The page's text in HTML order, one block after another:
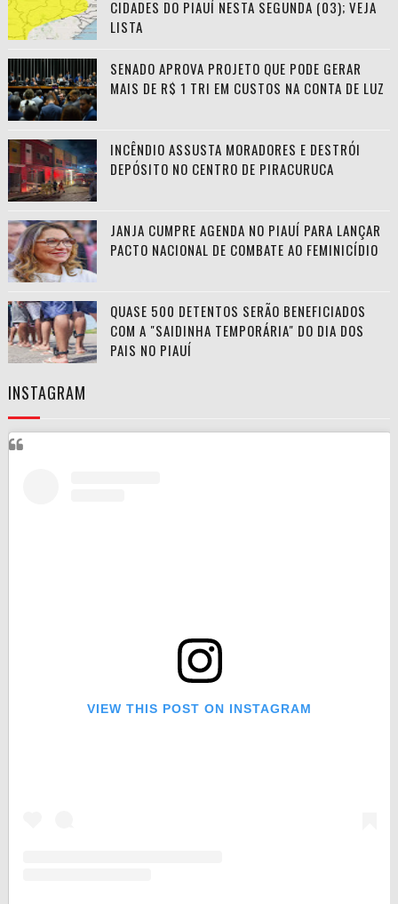
CIDADES DO PIAUÍ NESTA SEGUNDA (03); VEJA
LISTA
SENADO APROVA PROJETO QUE PODE GERAR
MAIS DE R$ 1 TRI EM CUSTOS NA CONTA DE LUZ
INCÊNDIO ASSUSTA MORADORES E DESTRÓI
DEPÓSITO NO CENTRO DE PIRACURUCA
JANJA CUMPRE AGENDA NO PIAUÍ PARA LANÇAR
PACTO NACIONAL DE COMBATE AO FEMINICÍDIO
QUASE 500 DETENTOS SERÃO BENEFICIADOS
COM A "SAIDINHA TEMPORÁRIA" DO DIA DOS
PAIS NO PIAUÍ
INSTAGRAM
VIEW THIS POST ON INSTAGRAM